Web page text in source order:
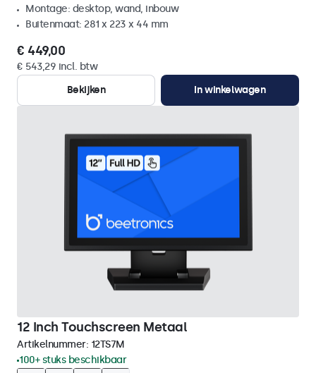
Montage: desktop, wand, inbouw
Buitenmaat: 281 x 223 x 44 mm
€ 449,00
€ 543,29 incl. btw
Bekijken
In winkelwagen
12 Inch Touchscreen Metaal
Artikelnummer: 12TS7M
100+ stuks beschikbaar